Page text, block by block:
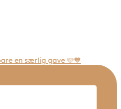
en særlig gave 🩷💙